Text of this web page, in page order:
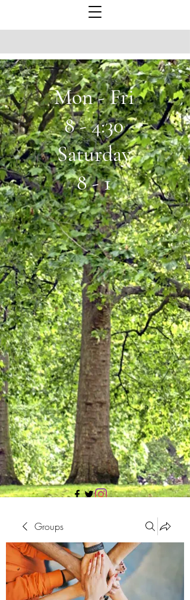
Mon - Fri
8 - 4:30
Saturday
8 - 1
Groups